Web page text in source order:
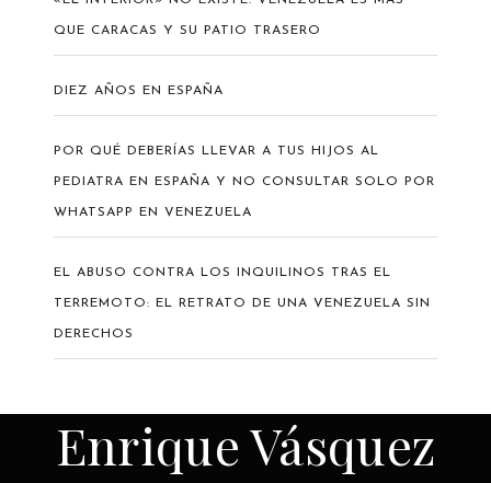
QUE CARACAS Y SU PATIO TRASERO
DIEZ AÑOS EN ESPAÑA
POR QUÉ DEBERÍAS LLEVAR A TUS HIJOS AL
PEDIATRA EN ESPAÑA Y NO CONSULTAR SOLO POR
WHATSAPP EN VENEZUELA
EL ABUSO CONTRA LOS INQUILINOS TRAS EL
TERREMOTO: EL RETRATO DE UNA VENEZUELA SIN
DERECHOS
Enrique Vásquez